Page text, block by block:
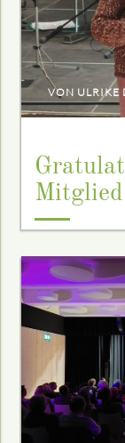
VON ULRIKE